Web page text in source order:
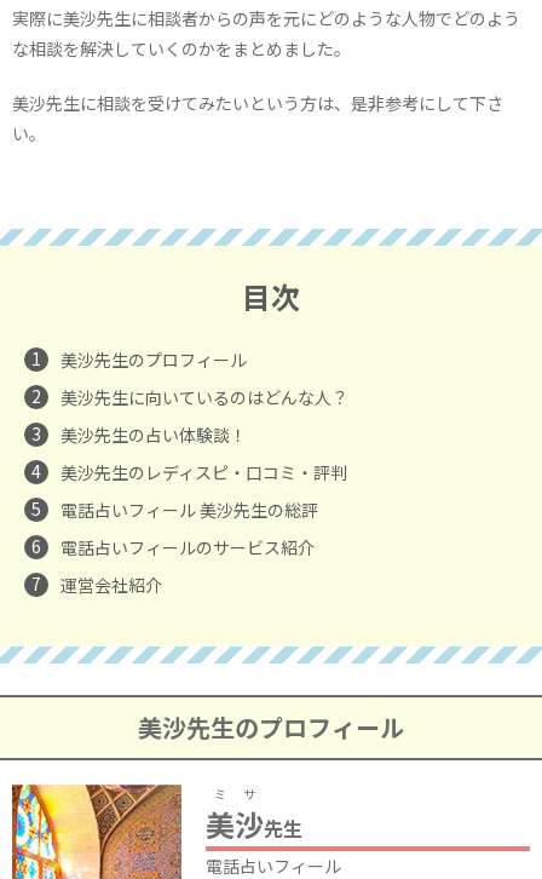
実際に美沙先生に相談者からの声を元にどのような人物でどのよう
な相談を解決していくのかをまとめました。
美沙先生に相談を受けてみたいという方は、是非参考にして下さ
い。
目次
1
美沙先生のプロフィール
2
美沙先生に向いているのはどんな人？
3
美沙先生の占い体験談！
4
美沙先生のレディスピ・口コミ・評判
5
電話占いフィール 美沙先生の総評
6
電話占いフィールのサービス紹介
7
運営会社紹介
美沙先生のプロフィール
美沙
ミサ
先生
電話占いフィール